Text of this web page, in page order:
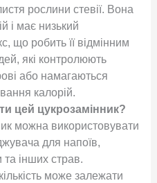
рослини стевії. Вона
і має низький
що робить її відмінним
які контролюють
або намагаються
калорій.
цей цукрозамінник?
можна використовувати
для напоїв,
та інших страв.
може залежати